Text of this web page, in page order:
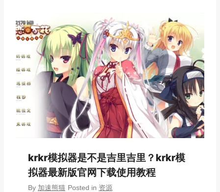
krkr模拟器是不是吉里吉里？krkr模
拟器最新版官网下载使用教程
By 加速熊猫 Posted in 资源